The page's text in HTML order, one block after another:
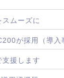
ムーズに
が採用（導入
援します